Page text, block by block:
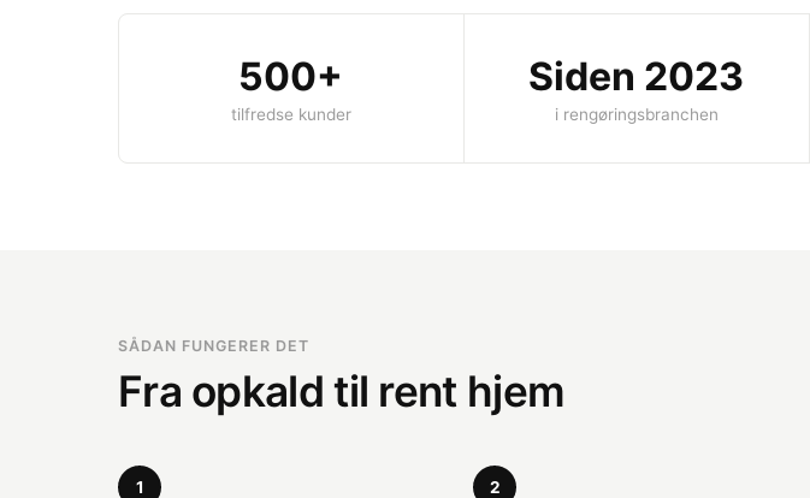
500+
tilfredse kunder
Siden 2023
i rengøringsbranchen
SÅDAN FUNGERER DET
Fra opkald til rent hjem
1 2